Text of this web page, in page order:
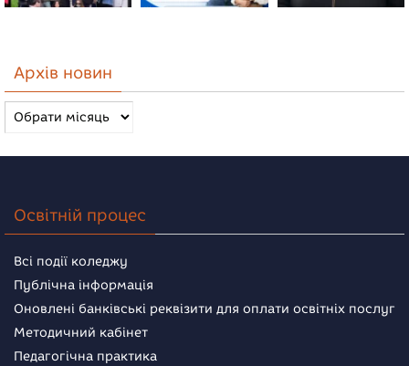
Архів новин
Архів
новин
Освітній процес
Всі події коледжу
Публічна інформація
Оновлені банківські реквізити для оплати освітніх послуг
Методичний кабінет
Педагогічна практика